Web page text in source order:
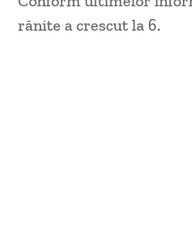
rănite a crescut la 6.